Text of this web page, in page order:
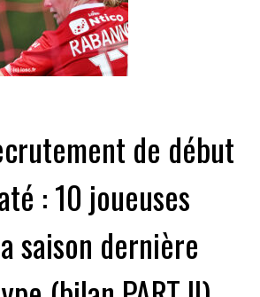
de début
: 10 joueuses
saison dernière